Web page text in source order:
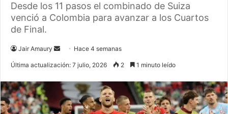
Desde los 11 pasos el combinado de Suiza
venció a Colombia para avanzar a los Cuartos
de Final.
Jair Amaury
Send
an
Hace 4 semanas
Última actualización: 7 julio, 2026 2 1 minuto leído